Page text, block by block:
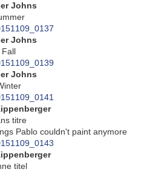
Johns
Johns
Fall
Johns
titre
Pablo couldn't paint anymore
titel